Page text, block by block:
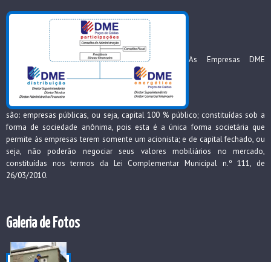
As Empresas DME
são: empresas públicas, ou seja, capital 100 % público; constituídas sob a
forma de sociedade anônima, pois esta é a única forma societária que
permite às empresas terem somente um acionista; e de capital fechado, ou
seja, não poderão negociar seus valores mobiliários no mercado,
constituídas nos termos da Lei Complementar Municipal n.º 111, de
26/03/2010.
Galeria de Fotos